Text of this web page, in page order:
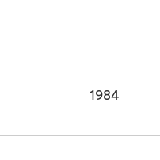
1984